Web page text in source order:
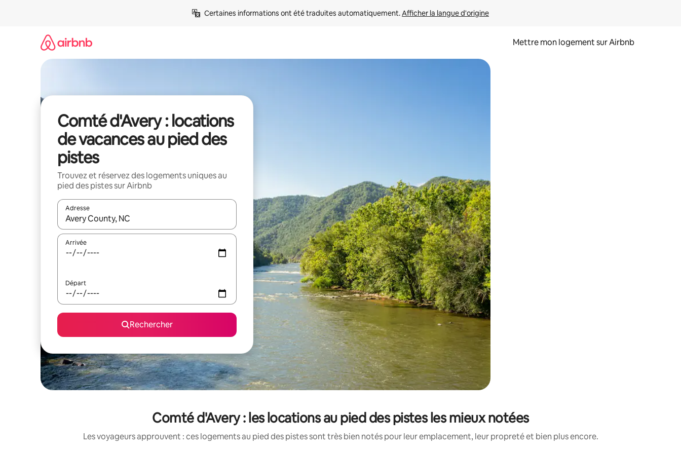
Certaines informations ont été traduites automatiquement. Afficher la langue d'origine
Mettre mon logement sur Airbnb
Comté d'Avery : locations
de vacances au pied des
pistes
Trouvez et réservez des logements uniques au
pied des pistes sur Airbnb
Adresse
Lorsque les résultats s'affichent, utilisez les flèches vers le haut et vers le bas pour les parcourir ou en appuyant et en faisant glisser.
Arrivée
Départ
Rechercher
Comté d'Avery : les locations au pied des pistes les mieux notées
Les voyageurs approuvent : ces logements au pied des pistes sont très bien notés pour leur emplacement, leur propreté et bien plus encore.